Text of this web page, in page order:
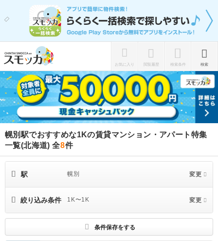
お気に入り 閲覧履歴 検索条件 検索
幌別駅でおすすめな1Kの賃貸マンション・アパート特集
一覧(北海道)全8件
駅 幌別 変更
絞り込み条件 1K〜1K 変更
条件保存をする